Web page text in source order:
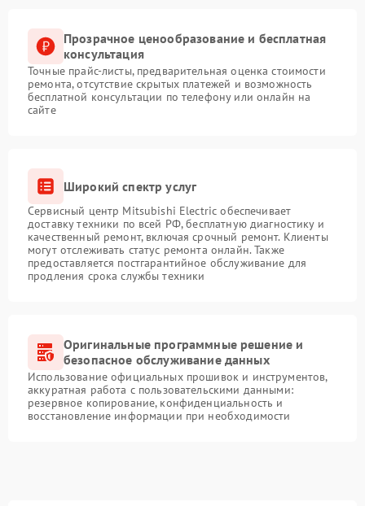
Прозрачное ценообразование и бесплатная
консультация
Точные прайс-листы, предварительная оценка стоимости
ремонта, отсутствие скрытых платежей и возможность
бесплатной консультации по телефону или онлайн на
сайте
Широкий спектр услуг
Сервисный центр Mitsubishi Electric обеспечивает
доставку техники по всей РФ, бесплатную диагностику и
качественный ремонт, включая срочный ремонт. Клиенты
могут отслеживать статус ремонта онлайн. Также
предоставляется постгарантийное обслуживание для
продления срока службы техники
Оригинальные программные решение и
безопасное обслуживание данных
Использование официальных прошивок и инструментов,
аккуратная работа с пользовательскими данными:
резервное копирование, конфиденциальность и
восстановление информации при необходимости